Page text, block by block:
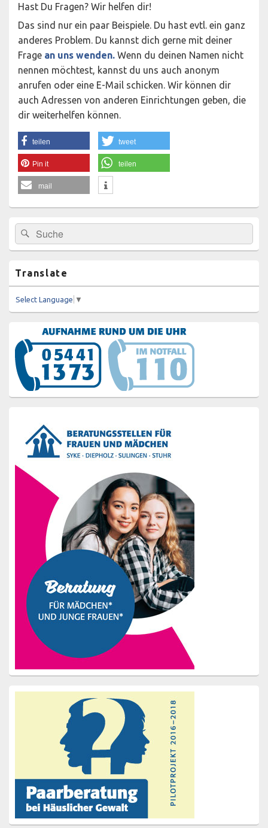
Hast Du Fragen? Wir helfen dir!
Das sind nur ein paar Beispiele. Du hast evtl. ein ganz
anderes Problem. Du kannst dich gerne mit deiner
Frage an uns wenden. Wenn du deinen Namen nicht
nennen möchtest, kannst du uns auch anonym
anrufen oder eine E-Mail schicken. Wir können dir
auch Adressen von anderen Einrichtungen geben, die
dir weiterhelfen können.
teilen tweet
Pin it teilen
mail
Primärer
Seitenleisten-
Widgetbereich
Suchen
nach:
Suchen
Translate
Select Language ▼